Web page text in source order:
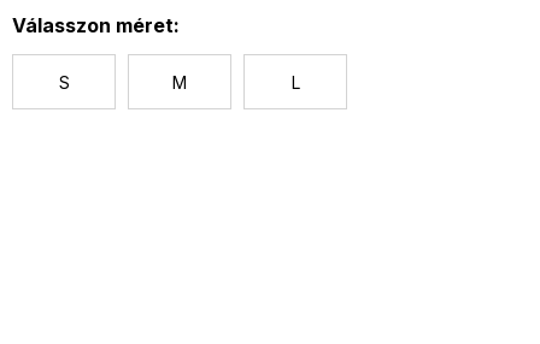
Válasszon méret:
S M L